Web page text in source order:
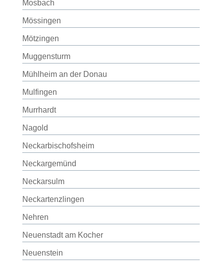
Mosbach
Mössingen
Mötzingen
Muggensturm
Mühlheim an der Donau
Mulfingen
Murrhardt
Nagold
Neckarbischofsheim
Neckargemünd
Neckarsulm
Neckartenzlingen
Nehren
Neuenstadt am Kocher
Neuenstein